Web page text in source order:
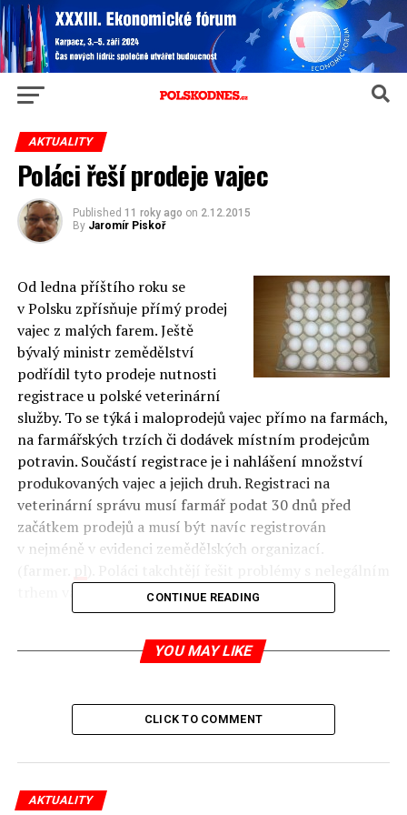
AKTUALITY
Poláci řeší prodeje vajec
Published 11 roky ago on 2.12.2015
By Jaromír Piskoř
Od ledna příštího roku se
v Polsku zpřísňuje přímý prodej
vajec z malých farem. Ještě
bývalý ministr zemědělství
podřídil tyto prodeje nutnosti
registrace u polské veterinární
služby. To se týká i maloprodejů vajec přímo na farmách,
na farmářských trzích či dodávek místním prodejcům
potravin. Součástí registrace je i nahlášení množství
produkovaných vajec a jejich druh.Registraci na
veterinární správu musí farmář podat 30 dnů před
začátkem prodejů a musí být navíc registrován
v nejméně v evidenci zemědělských organizací.
trhem vajec v Polsku. jp
Donald Tusk: politika Merkelové je „nebezpečná“
bestie
CONTINUE READING
YOU MAY LIKE
CLICK TO COMMENT
AKTUALITY